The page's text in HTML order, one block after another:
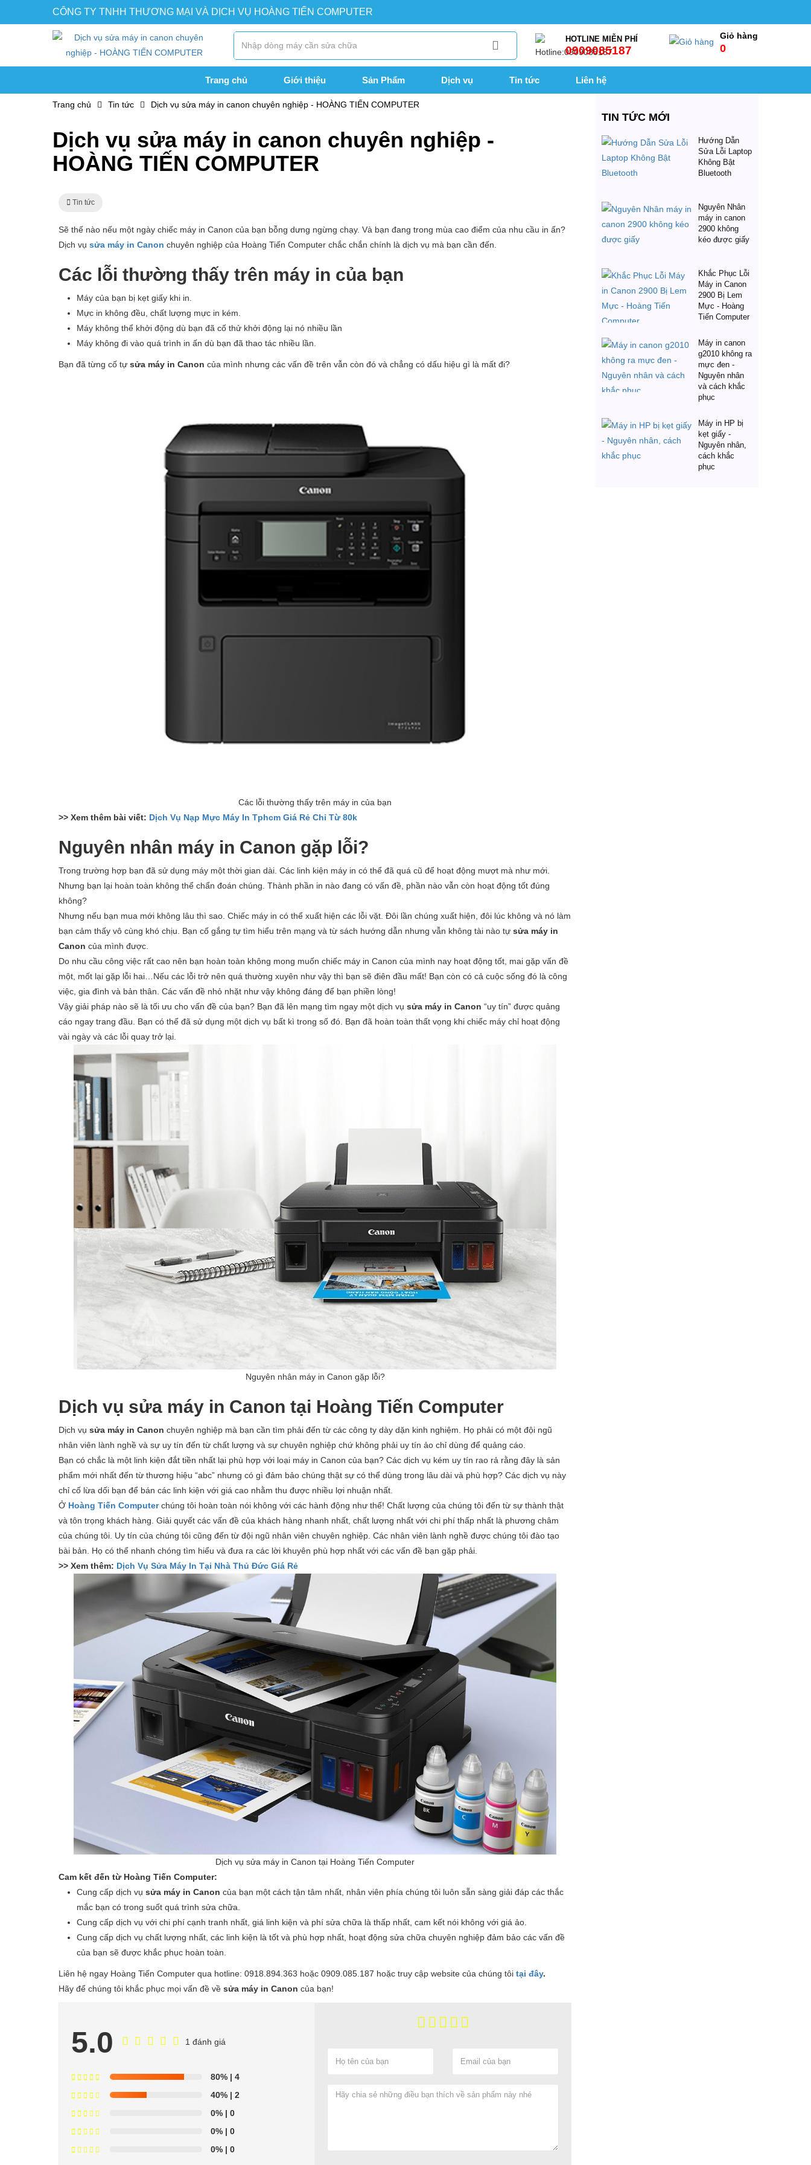
CÔNG TY TNHH THƯƠNG MẠI VÀ DỊCH VỤ HOÀNG TIẾN COMPUTER
Giỏ hàng
0
HOTLINE MIỄN PHÍ
0909085187
Trang chủ Giới thiệu Sản Phẩm Dịch vụ Tin tức Liên hệ
Trang chủ Tin tức Dịch vụ sửa máy in canon chuyên nghiệp - HOÀNG TIẾN COMPUTER
Dịch vụ sửa máy in canon chuyên nghiệp -
HOÀNG TIẾN COMPUTER
Tin tức
Sẽ thế nào nếu một ngày chiếc máy in Canon của bạn bỗng dưng ngừng chạy. Và bạn đang trong mùa cao điểm của nhu cầu in ấn?
Dịch vụ sửa máy in Canon chuyên nghiệp của Hoàng Tiến Computer chắc chắn chính là dịch vụ mà bạn cần đến.
Các lỗi thường thấy trên máy in của bạn
Máy của bạn bị kẹt giấy khi in.
Mực in không đều, chất lượng mực in kém.
Máy không thể khởi động dù bạn đã cố thử khởi động lại nó nhiều lần
Máy không đi vào quá trình in ấn dù bạn đã thao tác nhiều lần.
Bạn đã từng cố tự sửa máy in Canon của mình nhưng các vấn đề trên vẫn còn đó và chẳng có dấu hiệu gì là mất đi?
Các lỗi thường thấy trên máy in của bạn
>> Xem thêm bài viết: Dịch Vụ Nạp Mực Máy In Tphcm Giá Rẻ Chỉ Từ 80k
Nguyên nhân máy in Canon gặp lỗi?
Trong trường hợp bạn đã sử dụng máy một thời gian dài. Các linh kiện máy in có thể đã quá cũ để hoạt động mượt mà như mới.
Nhưng bạn lại hoàn toàn không thể chẩn đoán chúng. Thành phần in nào đang có vấn đề, phần nào vẫn còn hoạt động tốt đúng
không?
Nhưng nếu bạn mua mới không lâu thì sao. Chiếc máy in có thể xuất hiện các lỗi vặt. Đôi lần chúng xuất hiện, đôi lúc không và nó làm
bạn cảm thấy vô cùng khó chịu. Bạn cố gắng tự tìm hiểu trên mạng và từ sách hướng dẫn nhưng vẫn không tài nào tự sửa máy in
Canon của mình được.
Do nhu cầu công việc rất cao nên bạn hoàn toàn không mong muốn chiếc máy in Canon của mình nay hoạt động tốt, mai gặp vấn đề
một, mốt lại gặp lỗi hai…Nếu các lỗi trở nên quá thường xuyên như vậy thì bạn sẽ điên đầu mất! Bạn còn có cả cuộc sống đó là công
việc, gia đình và bản thân. Các vấn đề nhỏ nhặt như vậy không đáng để bạn phiền lòng!
Vậy giải pháp nào sẽ là tối ưu cho vấn đề của bạn? Bạn đã lên mạng tìm ngay một dịch vụ sửa máy in Canon “uy tín” được quảng
cáo ngay trang đầu. Bạn có thể đã sử dụng một dịch vụ bất kì trong số đó. Bạn đã hoàn toàn thất vọng khi chiếc máy chỉ hoạt động
vài ngày và các lỗi quay trở lại.
Nguyên nhân máy in Canon gặp lỗi?
Dịch vụ sửa máy in Canon tại Hoàng Tiến Computer
Dịch vụ sửa máy in Canon chuyên nghiệp mà bạn cần tìm phải đến từ các công ty dày dặn kinh nghiệm. Họ phải có một đội ngũ
nhân viên lành nghề và sự uy tín đến từ chất lượng và sự chuyên nghiệp chứ không phải uy tín ảo chỉ dùng để quảng cáo.
Bạn có chắc là một linh kiện đắt tiền nhất lại phù hợp với loại máy in Canon của bạn? Các dịch vụ kém uy tín rao rả rằng đây là sản
phẩm mới nhất đến từ thương hiệu “abc” nhưng có gì đảm bảo chúng thật sự có thể dùng trong lâu dài và phù hợp? Các dịch vụ này
chỉ cố lừa dối bạn để bán các linh kiện với giá cao nhằm thu được nhiều lợi nhuận nhất.
Ở Hoàng Tiến Computerchúng tôi hoàn toàn nói không với các hành động như thế! Chất lượng của chúng tôi đến từ sự thành thật
và tôn trọng khách hàng. Giải quyết các vấn đề của khách hàng nhanh nhất, chất lượng nhất với chi phí thấp nhất là phương châm
của chúng tôi. Uy tín của chúng tôi cũng đến từ đội ngũ nhân viên chuyên nghiệp. Các nhân viên lành nghề được chúng tôi đào tạo
bài bản. Họ có thể nhanh chóng tìm hiểu và đưa ra các lời khuyên phù hợp nhất với các vấn đề bạn gặp phải.
>> Xem thêm: Dịch Vụ Sửa Máy In Tại Nhà Thủ Đức Giá Rẻ
Dịch vụ sửa máy in Canon tại Hoàng Tiến Computer
Cam kết đến từ Hoàng Tiến Computer:
Cung cấp dịch vụ sửa máy in Canon của bạn một cách tận tâm nhất, nhân viên phía chúng tôi luôn sẵn sàng giải đáp các thắc
mắc bạn có trong suốt quá trình sửa chữa.
Cung cấp dịch vụ với chi phí cạnh tranh nhất, giá linh kiện và phí sửa chữa là thấp nhất, cam kết nói không với giá ảo.
Cung cấp dịch vụ chất lượng nhất, các linh kiện là tốt và phù hợp nhất, hoạt động sửa chữa chuyên nghiệp đảm bảo các vấn đề
của bạn sẽ được khắc phục hoàn toàn.
Liên hệ ngay Hoàng Tiến Computer qua hotline: 0918.894.363 hoặc 0909.085.187 hoặc truy cập website của chúng tôi tại đây.
Hãy để chúng tôi khắc phục mọi vấn đề về sửa máy in Canon của bạn!
5.0 1 đánh giá
80% | 4
40% | 2
0% | 0
0% | 0
0% | 0
TIN TỨC MỚI
Hướng Dẫn
Sửa Lỗi Laptop
Không Bật
Bluetooth
Nguyên Nhân
máy in canon
2900 không
kéo được giấy
Khắc Phục Lỗi
Máy in Canon
2900 Bị Lem
Mực - Hoàng
Tiến Computer
Máy in canon
g2010 không ra
mực đen -
Nguyên nhân
và cách khắc
phục
Máy in HP bị
kẹt giấy -
Nguyên nhân,
cách khắc
phục